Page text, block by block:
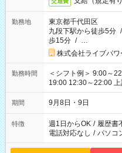
勤務地
東京都千代田区
九段下駅から徒歩5分 /
歩15分 / …
株式会社ライブパワ
勤務時間
＜シフト例＞ 9:00～
19:00 12:30～22:00 上記の時間から好きな時間を選べます！ ※
時間は変更となる可能
期間 9月8日・9日
特徴 週1日からOK / 履歴書
電話対応なし / パソコ